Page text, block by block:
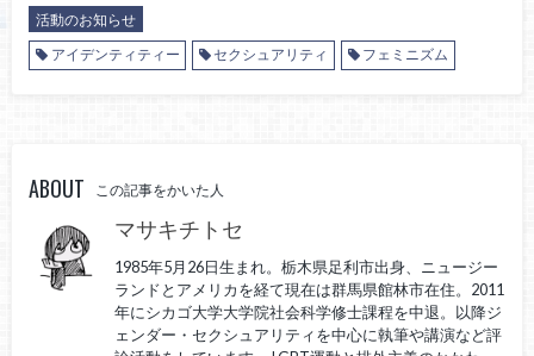
活動のお知らせ
アイデンティティー
セクシュアリティ フェミニズム
ABOUT この記事をかいた人
マサキチトセ
1985年5月26日生まれ。栃木県足利市出身、ニュージー
ランドとアメリカを経て現在は群馬県館林市在住。2011
年にシカゴ大学大学院社会科学修士課程を中退。以降ジ
ェンダー・セクシュアリティを中心に執筆や講演など評